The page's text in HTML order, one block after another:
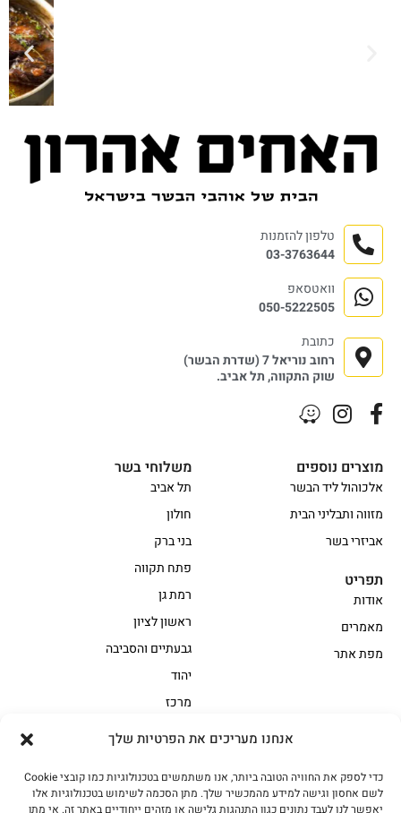
אנחנו מעריכים את הפרטיות שלך
כדי לספק את החוויה הטובה ביותר, אנו משתמשים בטכנולוגיות כמו קובצי Cookie
לשם אחסון וגישה למידע מהמכשיר שלך. מתן הסכמה לשימוש בטכנולוגיות אלו
יאפשר לנו לעבד נתונים כגון התנהגות גלישה או מזהים ייחודיים באתר זה. אי מתן
אווז
בשר בקר משובח
בשר בקר עגלה משובח
בשר למעשנת
משלוחי בשר
תל אביב
חולון
בני ברק
פתח תקווה
רמת גן
ראשון לציון
גבעתיים והסביבה
יהוד
מרכז
מוצרים נוספים
אלכוהול ליד הבשר
מזווה ותבליני הבית
אביזרי בשר
תפריט
אודות
מאמרים
מפת אתר
טלפון להזמנות
03-3763644
וואטסאפ
050-5222505
כתובת
רחוב נוריאל 7 (שדרת הבשר)
שוק התקווה, תל אביב.